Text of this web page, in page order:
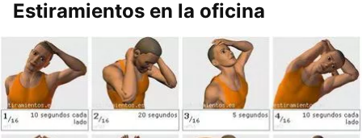
Estiramientos en la oficina